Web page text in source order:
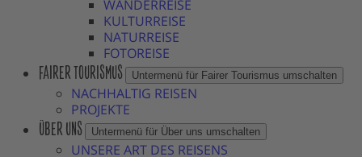
WANDERREISE
KULTURREISE
NATURREISE
FOTOREISE
FAIRER TOURISMUS Untermenü für Fairer Tourismus umschalten
NACHHALTIG REISEN
PROJEKTE
ÜBER UNS Untermenü für Über uns umschalten
UNSERE ART DES REISENS